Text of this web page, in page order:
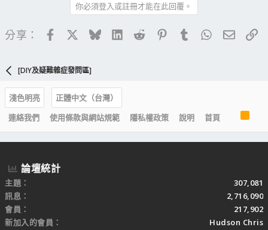
你必須登入或註冊才能在此回覆。
分享： FacebookBlueskyLinkedIn
Reddit PinterestTumblrWhatsApp
電子
[DIY及疑難雜症發問區]
淺色明亮
正體中文（台灣）
連絡我們
使用條款與網站規範 隱私權政策 說明 首頁
S
論壇統計
主題
307,081
訊息
2,716,090
會員
217,902
新加入的會員
Hudson Chris